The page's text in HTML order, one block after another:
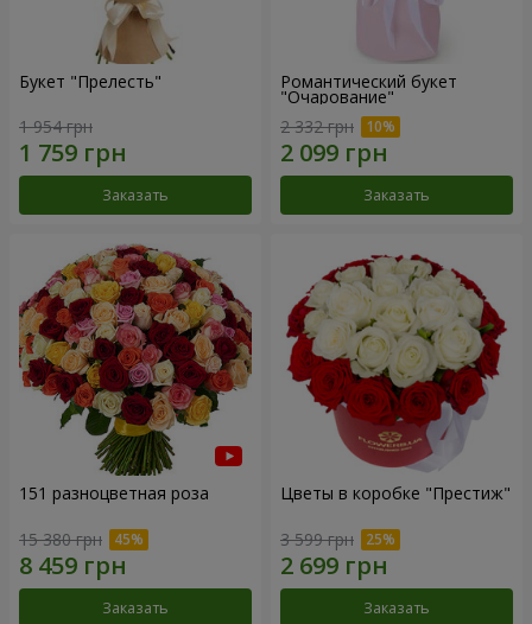
Букет "Прелесть"
1 954 грн
Заказать
Романтический букет
"Очарование"
2 332 грн
Заказать
151 разноцветная роза
15 380 грн
Заказать
Цветы в коробке "Престиж"
3 599 грн
Заказать